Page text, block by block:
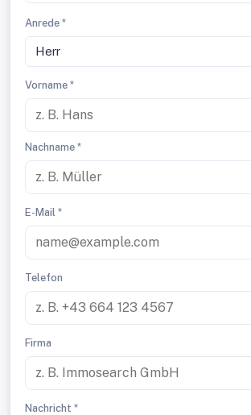
Anrede *
Herr
Vorname *
Nachname *
E-Mail *
Telefon
Firma
Nachricht *